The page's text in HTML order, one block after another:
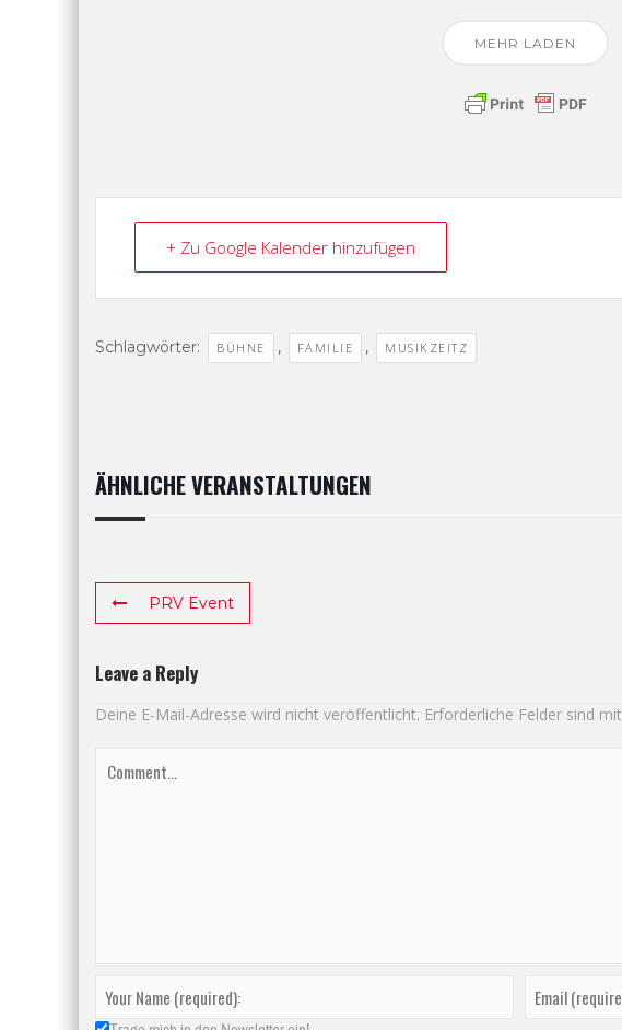
MEHR LADEN
+ Zu Google Kalender hinzufügen
Schlagwörter: BÜHNE , FAMILIE , MUSIKZEITZ
ÄHNLICHE VERANSTALTUNGEN
PRV Event
Leave a Reply
Deine E-Mail-Adresse wird nicht veröffentlicht. Erforderliche Felder sind mit